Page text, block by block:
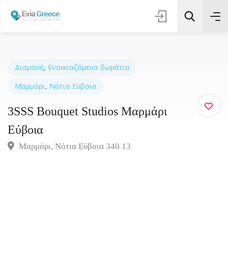
Τοποθεσία
Όλες οι Κατηγορίες
Αναζήτηση
Διαμονή, Ενοικιαζόμενα δωμάτια
Μαρμάρι, Νότια Εύβοια
3SSS Bouquet Studios Μαρμάρι
Εύβοια
Μαρμάρι, Νότια Εύβοια 340 13